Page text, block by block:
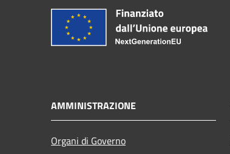
AMMINISTRAZIONE
Organi di Governo